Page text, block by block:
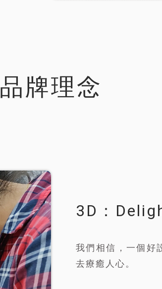
品牌理念
3D：
我們相信，一個好
去療癒人心。